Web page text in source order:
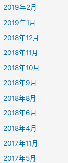
2019年2月
2019年1月
2018年12月
2018年11月
2018年10月
2018年9月
2018年8月
2018年6月
2018年4月
2017年11月
2017年5月